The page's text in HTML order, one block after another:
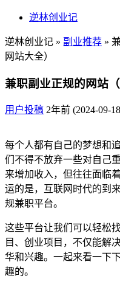
逆林创业记
逆林创业记 » 副业推荐 »
网站大全）
兼职副业正规的网站
用户投稿 2年前 (2024-09-
每个人都有自己的梦想和
们不得不放弃一些对自己
来增加收入，但往往面临
运的是，互联网时代的到
规兼职平台。
这些平台让我们可以轻松
目、创业项目，不仅能解
华和兴趣。一起来看一下
趣的。